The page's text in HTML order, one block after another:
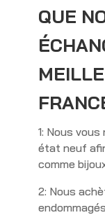
QUE
1: Nous
état neuf
comme
2: Nous